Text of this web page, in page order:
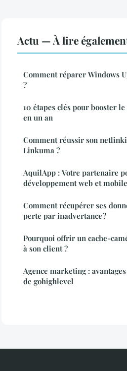
Actu — À lire
Comment réparer Windows
?
10 étapes clés pour booster
en un an
Comment réussir son
Linkuma ?
AquilApp : Votre partenaire
développement web et
Comment récupérer ses
perte par inadvertance ?
Pourquoi offrir un cache-
à son client ?
Agence marketing :
de gohighlevel